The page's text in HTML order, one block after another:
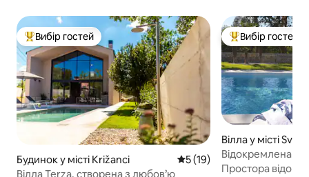
Топ вибір гостей
Вибір гостей
Будинок у місті Križanci Середня оцінка: 5 з 5,
5 (19)
Вілла Terza, створена з любов’ю
Топ вибір гостей
Вибір гостей
Вілла у місті
Відокремлена
для сімей і
Простора